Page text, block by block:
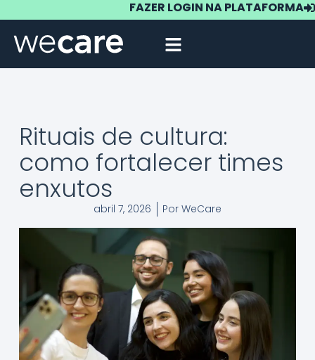
FAZER LOGIN NA PLATAFORMA
Rituais de cultura:
como fortalecer times
enxutos
abril 7, 2026 Por WeCare